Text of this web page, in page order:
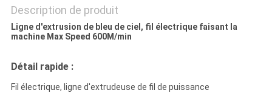
PRIVACY
POLICY
Description de produit
Ligne d'extrusion de bleu de ciel, fil électrique faisant la
machine Max Speed 600M/min
Détail rapide :
Fil électrique, ligne d'extrudeuse de fil de puissance